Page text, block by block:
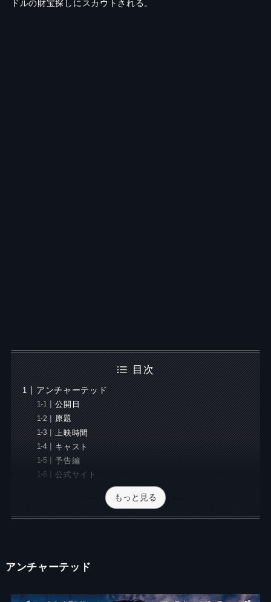
ドルの財宝探しにスカウトされる。
目次
アンチャーテッド
公開日
原題
上映時間
キャスト
予告編
公式サイト
もっと見る
アンチャーテッド